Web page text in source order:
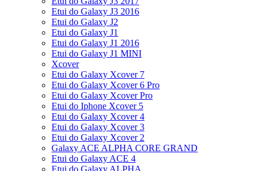
Etui do Galaxy J3 2016
Etui do Galaxy J2
Etui do Galaxy J1
Etui do Galaxy J1 2016
Etui do Galaxy J1 MINI
Xcover
Etui do Galaxy Xcover 7
Etui do Galaxy Xcover 6 Pro
Etui do Galaxy Xcover Pro
Etui do Iphone Xcover 5
Etui do Galaxy Xcover 4
Etui do Galaxy Xcover 3
Etui do Galaxy Xcover 2
Galaxy ACE ALPHA CORE GRAND
Etui do Galaxy ACE 4
Etui do Galaxy ALPHA